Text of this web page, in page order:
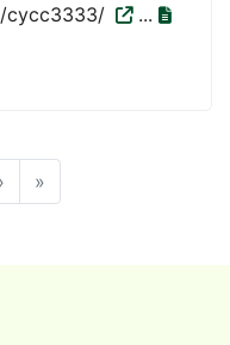
cycc3333/
...
頁次)
› »